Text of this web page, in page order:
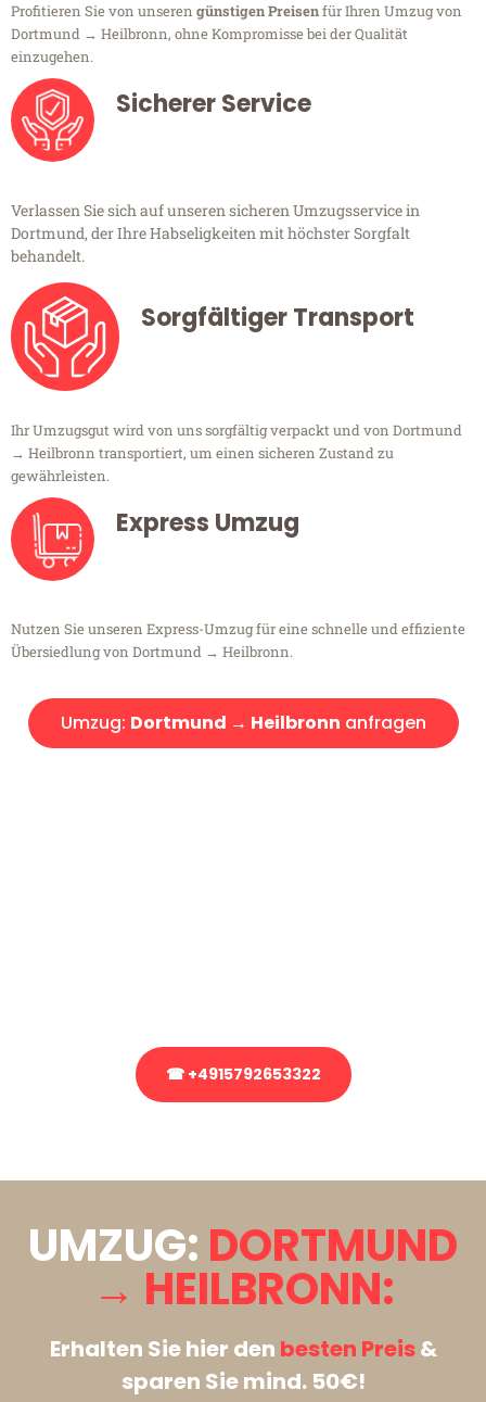
Profitieren Sie von unseren günstigen Preisenfür Ihren Umzug von
Dortmund → Heilbronn, ohne Kompromisse bei der Qualität
einzugehen.
Sicherer Service
Verlassen Sie sich auf unseren sicheren Umzugsservice in
Dortmund, der Ihre Habseligkeiten mit höchster Sorgfalt
behandelt.
Sorgfältiger Transport
Ihr Umzugsgut wird von uns sorgfältig verpackt und von Dortmund
→ Heilbronn transportiert, um einen sicheren Zustand zu
gewährleisten.
Express Umzug
Nutzen Sie unseren Express-Umzug für eine schnelle und effiziente
Übersiedlung von Dortmund → Heilbronn.
Umzug: Dortmund → Heilbronn anfragen
☎ +4915792653322
UMZUG: DORTMUND
→ HEILBRONN:
Erhalten Sie hier den besten Preis&
sparen Sie mind. 50€!